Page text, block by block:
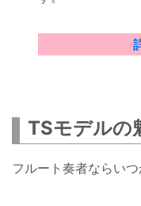
TSモデルの
フルート奏者ならい